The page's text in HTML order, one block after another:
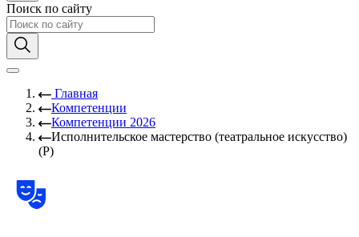
Поиск по сайту
Главная
Компетенции
Компетенции 2026
Исполнительское мастерство (театральное искусство)
(Р)